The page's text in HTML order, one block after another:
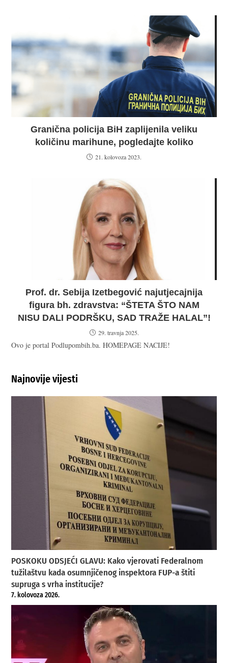
Granična policija BiH zaplijenila veliku
količinu marihune, pogledajte koliko
21. kolovoza 2023.
Prof. dr. Sebija Izetbegović najutjecajnija
figura bh. zdravstva: “ŠTETA ŠTO NAM
NISU DALI PODRŠKU, SAD TRAŽE HALAL”!
29. travnja 2025.
Ovo je portal Podlupombih.ba. HOMEPAGE NACIJE!
Najnovije vijesti
POSKOKU ODSJEĆI GLAVU: Kako vjerovati Federalnom
tužilaštvu kada osumnjičenog inspektora FUP-a štiti
supruga s vrha institucije?
7. kolovoza 2026.